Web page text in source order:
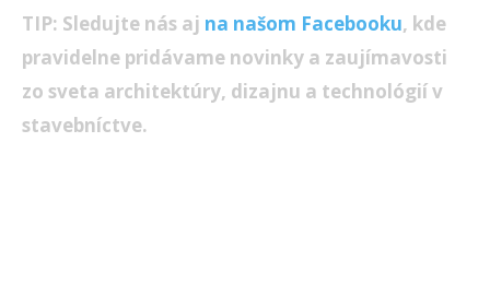
TIP: Sledujte nás aj na našom Facebooku, kde
pravidelne pridávame novinky a zaujímavosti
zo sveta architektúry, dizajnu a technológií v
stavebníctve.